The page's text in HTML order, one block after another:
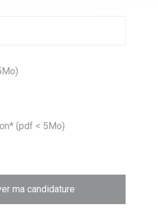
(pdf < 5Mo)